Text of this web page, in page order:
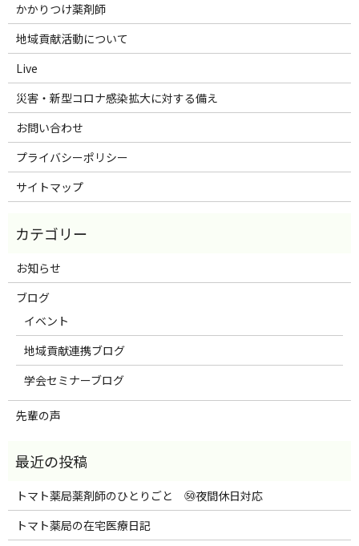
かかりつけ薬剤師
地域貢献活動について
Live
災害・新型コロナ感染拡大に対する備え
お問い合わせ
プライバシーポリシー
サイトマップ
お知らせ
ブログ
イベント
地域貢献連携ブログ
学会セミナーブログ
先輩の声
トマト薬局薬剤師のひとりごと ㊿夜間休日対応
トマト薬局の在宅医療日記